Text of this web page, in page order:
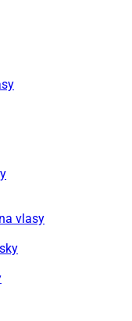
vlasy